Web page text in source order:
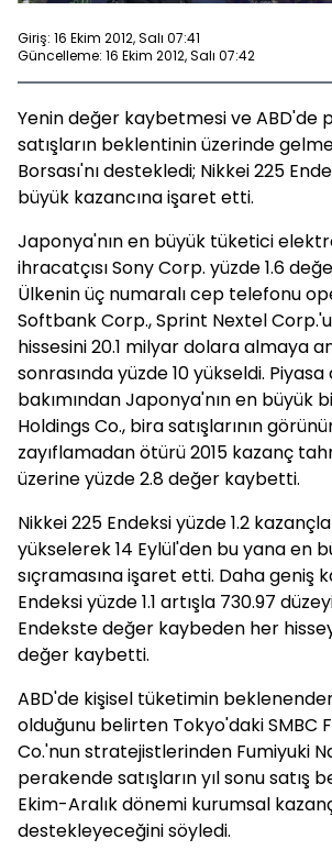
Giriş: 16 Ekim 2012, Salı 07:41
Güncelleme: 16 Ekim 2012, Salı 07:42
Yenin değer kaybetmesi ve ABD'de
satışların beklentinin üzerinde
Borsası'nı destekledi; Nikkei 225
büyük kazancına işaret etti.
Japonya'nın en büyük tüketici
ihracatçısı Sony Corp. yüzde 1.6
Ülkenin üç numaralı cep telefonu
Softbank Corp., Sprint Nextel
hissesini 20.1 milyar dolara almaya
sonrasında yüzde 10 yükseldi.
bakımından Japonya'nın en büyük
Holdings Co., bira satışlarının
zayıflamadan ötürü 2015 kazanç
üzerine yüzde 2.8 değer kaybetti.
Nikkei 225 Endeksi yüzde 1.2
yükselerek 14 Eylül'den bu yana en
sıçramasına işaret etti. Daha geniş
Endeksi yüzde 1.1 artışla 730.97
Endekste değer kaybeden her
değer kaybetti.
ABD'de kişisel tüketimin
olduğunu belirten Tokyo'daki SMBC
Co.'nun stratejistlerinden Fumiyuki
perakende satışların yıl sonu satış
Ekim-Aralık dönemi kurumsal
destekleyeceğini söyledi.